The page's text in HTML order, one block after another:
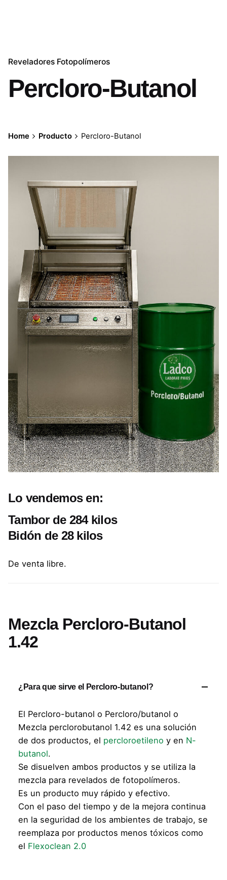
Reveladores Fotopolímeros
Percloro-Butanol
Home Producto Percloro-Butanol
Lo vendemos en:
Tambor de 284 kilos
Bidón de 28 kilos
De venta libre.
Mezcla Percloro-Butanol
1.42
¿Para que sirve el Percloro-butanol?
El Percloro-butanol o Percloro/butanol o
Mezcla perclorobutanol 1.42 es una solución
de dos productos, el percloroetileno y en N-
butanol.
Se disuelven ambos productos y se utiliza la
mezcla para revelados de fotopolímeros.
Es un producto muy rápido y efectivo.
Con el paso del tiempo y de la mejora continua
en la seguridad de los ambientes de trabajo, se
reemplaza por productos menos tóxicos como
el Flexoclean 2.0